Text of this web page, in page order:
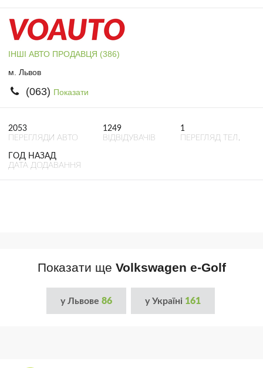
ІНШІ АВТО ПРОДАВЦЯ (386)
м. Львов
(063) Показати
2053
ПЕРЕГЛЯДИ АВТО
1249
ВІДВІДУВАЧІВ
1
ПЕРЕГЛЯД ТЕЛ.
ГОД НАЗАД
ДАТА ДОДАВАННЯ
Показати ще Volkswagen e-Golf
у Львове 86 у Україні 161